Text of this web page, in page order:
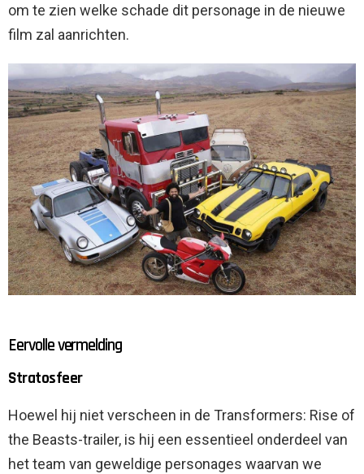
om te zien welke schade dit personage in de nieuwe
film zal aanrichten.
Eervolle vermelding
Stratosfeer
Hoewel hij niet verscheen in de Transformers: Rise of
the Beasts-trailer, is hij een essentieel onderdeel van
het team van geweldige personages waarvan we